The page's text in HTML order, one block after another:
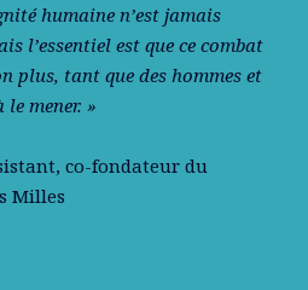
humaine n’est jamais
l’essentiel est que ce combat
plus, tant que des hommes et
mener. »
co-fondateur du
Milles